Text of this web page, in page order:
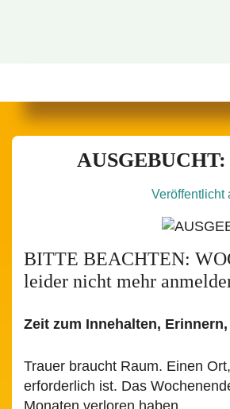
Veröffentlicht
BITTE BEACHTEN:
leider nicht mehr
Zeit zum Innehalten,
Trauer braucht Raum. Einen
erforderlich ist. Das
Monaten verloren haben.